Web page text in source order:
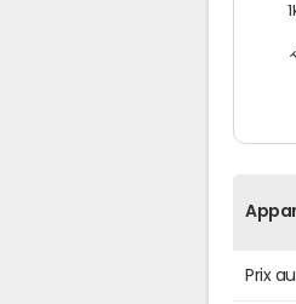
Prix